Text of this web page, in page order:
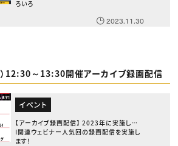
ろいろ
2023.11.30
12:30～13:30開催アーカイブ録画配信
イベント
【アーカイブ録画配信】 2023年に実施したA
I関連ウェビナー人気回の録画配信を実施し
ます！